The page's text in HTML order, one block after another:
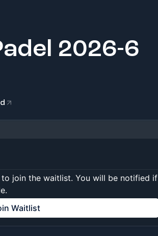
2026-6
join the waitlist. You will be notified if
Waitlist